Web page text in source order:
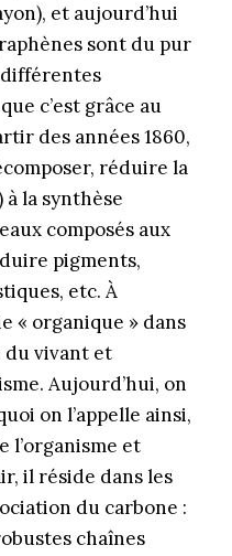
et aujourd’hui
sont du pur
c’est grâce au
des années 1860,
réduire la
la synthèse
composés aux
pigments,
etc. À
« organique » dans
du vivant et
Aujourd’hui, on
on l’appelle ainsi,
l’organisme et
il réside dans les
du carbone :
chaînes